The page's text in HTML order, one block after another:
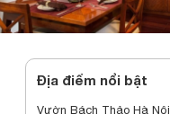
Địa điểm nổi bật
Vườn Bách Thảo Hà Nội